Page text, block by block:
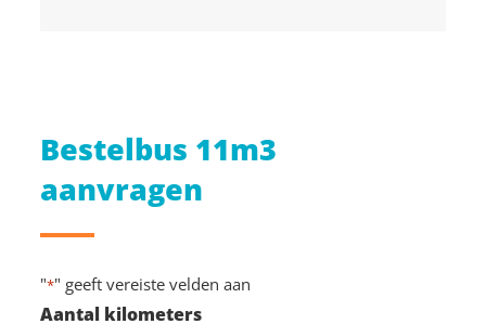
Bestelbus 11m3
aanvragen
"*" geeft vereiste velden aan
Aantal kilometers